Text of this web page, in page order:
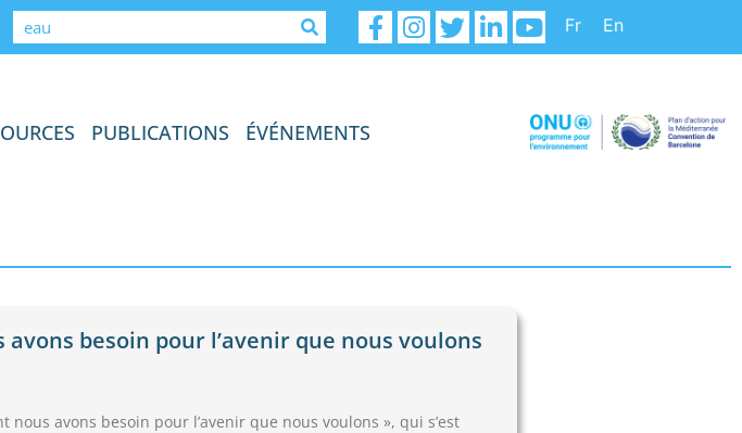
Fr En
PUBLICATIONS ÉVÉNEMENTS
besoin pour l’avenir que nous voulons
avons besoin pour l’avenir que nous voulons », qui s’est